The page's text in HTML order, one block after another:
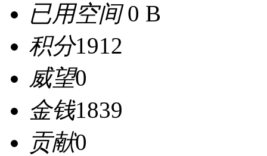
已用空间0 B
积分1912
威望0
金钱1839
贡献0